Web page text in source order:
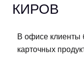
КИРОВ
В офисе клиенты
карточных